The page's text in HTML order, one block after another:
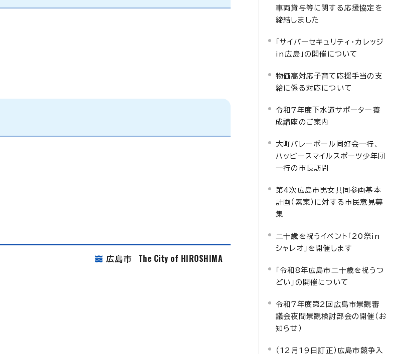
広島市 The City of HIROSHIMA
車両貸与等に関する応援協定を
締結しました
「サイバーセキュリティ・カレッジ
in広島」の開催について
物価高対応子育て応援手当の支
給に係る対応について
令和7年度下水道サポーター養
成講座のご案内
大町バレーボール同好会一行、
ハッピースマイルスポーツ少年団
一行の市長訪問
第4次広島市男女共同参画基本
計画（素案）に対する市民意見募
集
二十歳を祝うイベント「20祭in
シャレオ」を開催します
「令和8年広島市二十歳を祝うつ
どい」の開催について
令和7年度第2回広島市景観審
議会夜間景観検討部会の開催（お
知らせ）
（12月19日訂正）広島市競争入